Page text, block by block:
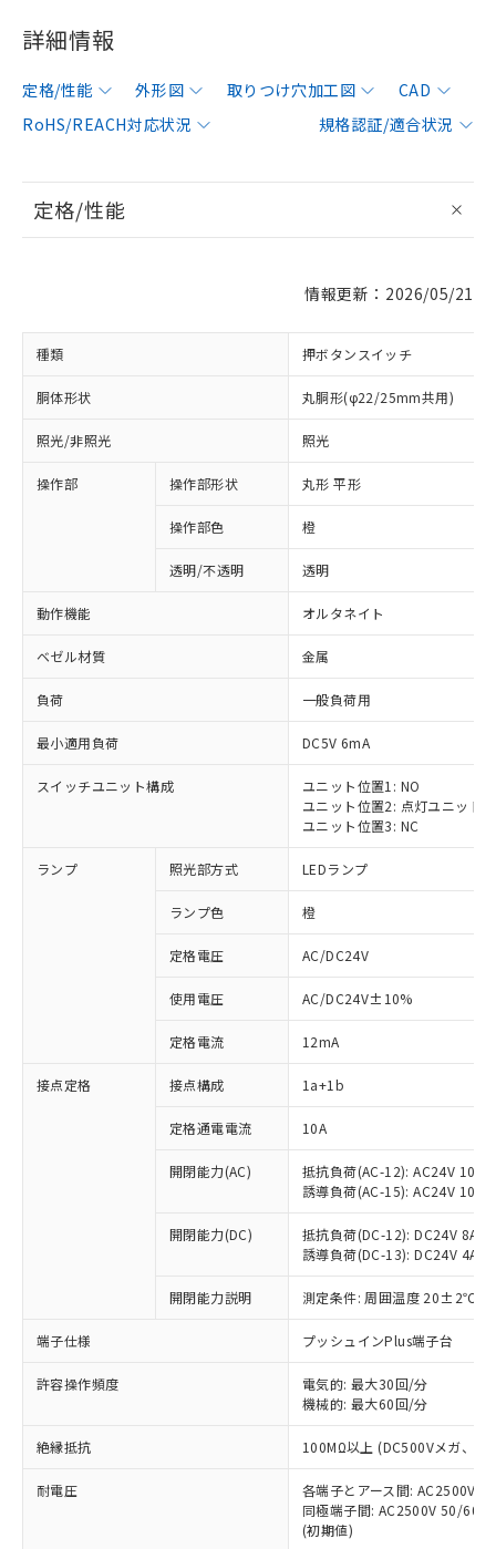
詳細情報
定格/性能 外形図 取りつけ穴加工図
CAD
RoHS/REACH対応状況
規格認証/適合状況
定格/性能
情報更新：2026/05/21
種類 押ボタンスイッチ
胴体形状 丸胴形(φ22/25mm共用)
照光/非照光 照光
操作部 操作部形状 丸形 平形
操作部色 橙
透明/不透明 透明
動作機能 オルタネイト
ベゼル材質 金属
負荷 一般負荷用
最小適用負荷 DC5V 6mA
スイッチユニット構成
ユニット位置1: NO
ユニット位置2: 点灯ユニット
ユニット位置3: NC
ランプ 照光部方式 LEDランプ
ランプ色 橙
定格電圧 AC/DC24V
使用電圧 AC/DC24V±10%
定格電流 12mA
接点定格 接点構成 1a+1b
定格通電電流 10A
開閉能力(AC)
抵抗負荷(AC-12): AC24V 10A/
誘導負荷(AC-15): AC24V
開閉能力(DC)
抵抗負荷(DC-12): DC24V 8A/
誘導負荷(DC-13): DC24V 4A/
開閉能力説明 測定条件: 周囲温度 20±2℃、
端子仕様 プッシュインPlus端子台
許容操作頻度
電気的: 最大30回/分
機械的: 最大60回/分
絶縁抵抗 100MΩ以上 (DC500Vメガ、点
耐電圧
各端子とアース間: AC2500V
同極端子間: AC2500V 50/
(初期値)
ご利用条件
ご利用ください。
本サービスは、当社制御機器事業取扱
商品の当社在庫状況および標準価格
(税抜)を提供させていただくもので
当社制御機器事業取扱商品の中には、
本サービスの対象外となる商品もある
ことをご了承ください。
在庫状況および標準価格照会結果は、
対応済み：EU RoHS指令（10物質）の
非含有に対応した製品が提供可能な商品で
対応予定：EU RoHS指令（10物質）の非含
有に対応した製品に切り替える予定のある
対応予定なし：EU RoHS指令（10物質）の
非含有に非対応の商品で、対応品を出す予
定はありません。
調査・確認中：EU RoHS指令（10物質）の
非含有の対応状況を調査中または確認中の
害物質有無と関係のない商品です。
仕入先様の事情により、非含有部品として
いたものが、含有品と判明した場合などや
むを得ず変更することがあります。
※1 中国RoHS○×表
「○」：最大均質材料含有率が中国RoHSの
基準値以下であることを示します。
「×」：最大均質材料含有率が中国RoHSの
基準値を超えていることを示します。
「－」：未確認です。当社販売部門へお問
当社は、これら貴社製品のうち、外国
為替および外国貿易法に定める商品